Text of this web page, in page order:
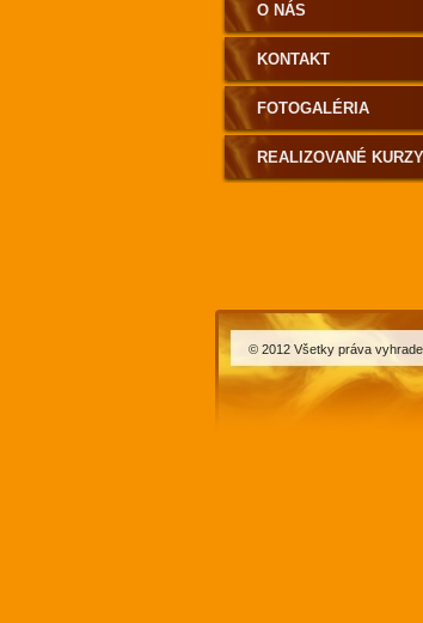
O NÁS
KONTAKT
FOTOGALÉRIA
REALIZOVANÉ KURZY
© 2012 Všetky práva